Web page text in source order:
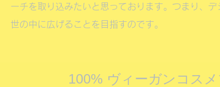
ーチを取り込みたいと思っております。つまり、
世の中に広げることを目指すのです。
100% ヴィーガンコス